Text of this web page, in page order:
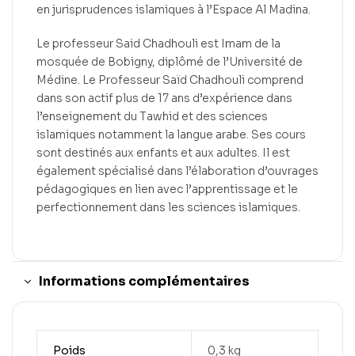
en jurisprudences islamiques à l’Espace Al Madina.
Le professeur Said Chadhouli est Imam de la
mosquée de Bobigny, diplômé de l’Université de
Médine. Le Professeur Saïd Chadhouli comprend
dans son actif plus de 17 ans d’expérience dans
l’enseignement du Tawhid et des sciences
islamiques notamment la langue arabe. Ses cours
sont destinés aux enfants et aux adultes. Il est
également spécialisé dans l’élaboration d’ouvrages
pédagogiques en lien avec l’apprentissage et le
perfectionnement dans les sciences islamiques.
Informations complémentaires
Poids 0,3 kg